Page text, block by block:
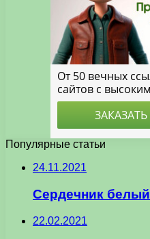
Популярные статьи
24.11.2021
Сердечник белый
22.02.2021